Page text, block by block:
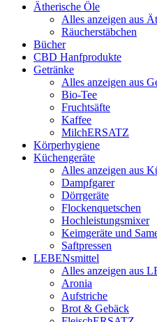
Ätherische Öle
Alles anzeigen aus
Räucherstäbchen
Bücher
CBD Hanfprodukte
Getränke
Alles anzeigen aus
Bio-Tee
Fruchtsäfte
Kaffee
MilchERSATZ
Körperhygiene
Küchengeräte
Alles anzeigen aus
Dampfgarer
Dörrgeräte
Flockenquetschen
Hochleistungsmixer
Keimgeräte und
Saftpressen
LEBENsmittel
Alles anzeigen aus
Aronia
Aufstriche
Brot & Gebäck